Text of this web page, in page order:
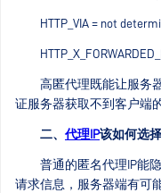
HTTP_VIA = not
高匿代理既能让服务器
证服务器获取不到客户端
二、 代理IP该如何选择
普通的匿名代理IP能隐
请求信息，服务器端有可